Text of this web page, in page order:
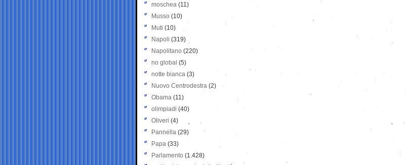
moschea (11)
Musso (10)
Muti (10)
Napoli (319)
Napolitano (220)
no global (5)
notte bianca (3)
Nuovo Centrodestra (2)
Obama (11)
olimpiadi (40)
Oliveri (4)
Pannella (29)
Papa (33)
Parlamento (1.428)